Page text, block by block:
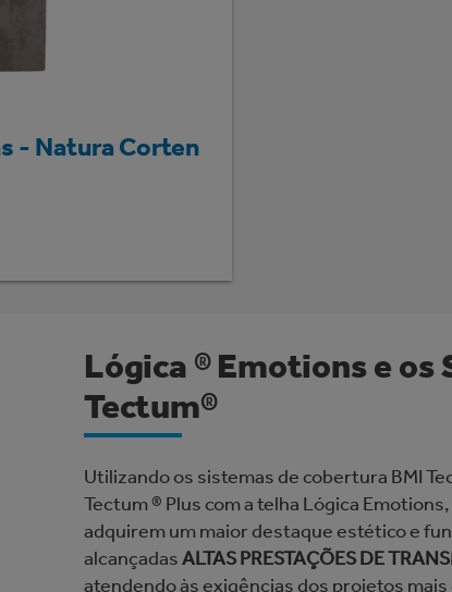
- Natura Corten
Lógica ® Emotions e os
Tectum®
Utilizando os sistemas de cobertura BMI
Tectum ® Plus com a telha Lógica
adquirem um maior destaque estético e
alcançadasALTAS PRESTAÇÕES DE
atendendo às exigências dos projetos